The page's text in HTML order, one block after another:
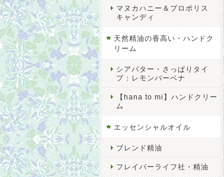
マヌカハニー＆プロポリス
キャンディ
天然精油の香高い・ハンドク
リーム
シアバター・さっぱりタイ
プ：レモンバーベナ
【hana to mi】ハンドクリー
ム
エッセンシャルオイル
ブレンド精油
フレイバーライフ社・精油